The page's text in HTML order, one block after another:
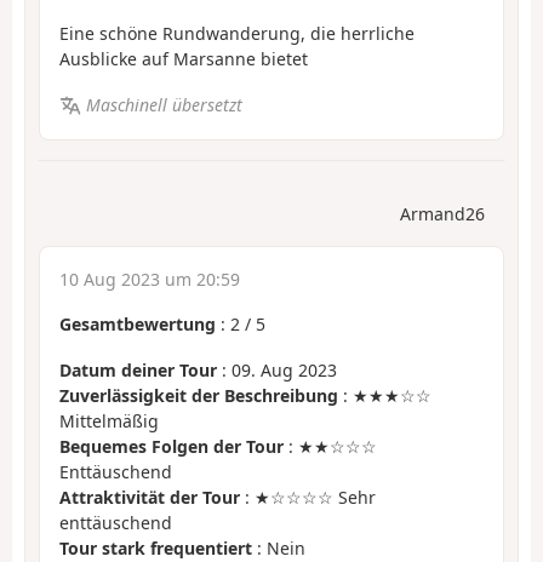
Eine schöne Rundwanderung, die herrliche
Ausblicke auf Marsanne bietet
Maschinell übersetzt
Armand26
10 Aug 2023 um 20:59
Gesamtbewertung : 2 / 5
Datum deiner Tour : 09. Aug 2023
Zuverlässigkeit der Beschreibung : ★★★☆☆
Mittelmäßig
Bequemes Folgen der Tour : ★★☆☆☆
Enttäuschend
Attraktivität der Tour : ★☆☆☆☆ Sehr
enttäuschend
Tour stark frequentiert : Nein